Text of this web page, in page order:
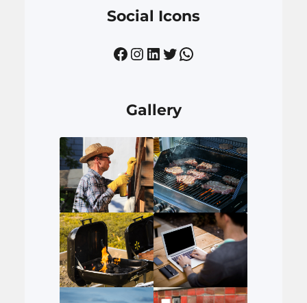
Social Icons
Facebook Instagram LinkedIn Twitter WhatsApp
Gallery